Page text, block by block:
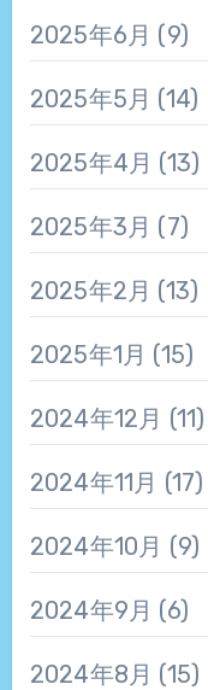
2025年6月 (9)
2025年5月 (14)
2025年4月 (13)
2025年3月 (7)
2025年2月 (13)
2025年1月 (15)
2024年12月 (11)
2024年11月 (17)
2024年10月 (9)
2024年9月 (6)
2024年8月 (15)